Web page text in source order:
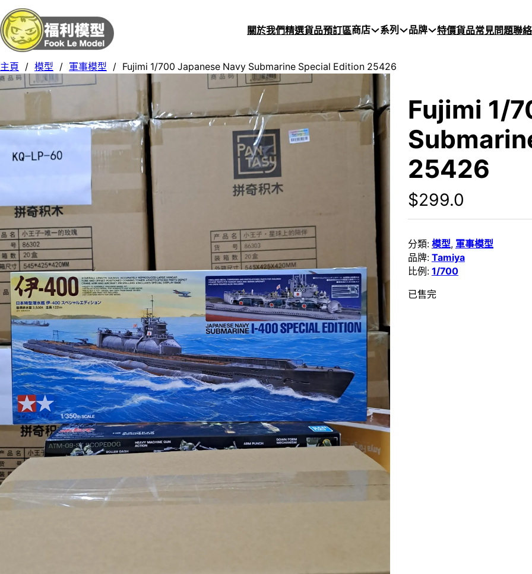
關於我們精選貨品預訂區商店 系列 品牌 特價貨品常見問題聯
主頁 / 模型 / 軍事模型 / Fujimi 1/700 Japanese Navy Submarine Special Edition 25426
Fujimi 1/
25426
$299.0
分類: 模型, 軍事模型
品牌: Tamiya
比例: 1/700
已售完